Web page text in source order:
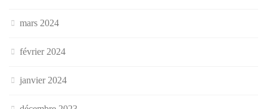
mars 2024
février 2024
janvier 2024